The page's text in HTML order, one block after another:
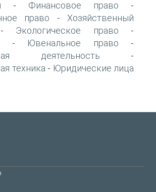
- Финансовое право -
право -Хозяйственный
Экологическое право -
- Ювенальное право -
деятельность -
техника - Юридические лица